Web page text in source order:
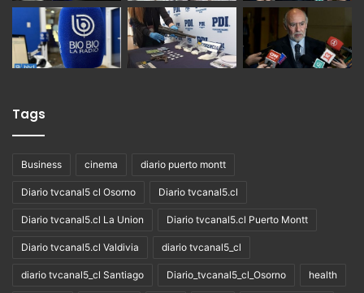
Tags
Business cinema diario puerto montt
Diario tvcanal5 cl Osorno Diario tvcanal5.cl
Diario tvcanal5.cl La Union Diario tvcanal5.cl Puerto Montt
Diario tvcanal5.cl Valdivia diario tvcanal5_cl
diario tvcanal5_cl Santiago Diario_tvcanal5_cl_Osorno health